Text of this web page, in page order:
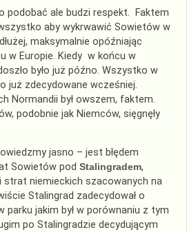
podobać ale budzi respekt. Faktem
aby wykrwawić Sowietów w
maksymalnie opóźniając
w Europie. Kiedy w końcu w
było już późno. Wszystko w
już zdecydowane wcześniej.
Normandii był owszem, faktem.
podobnie jak Niemców, sięgnęły
jasno – jest błędem
Sowietów pod Stalingradem,
strat niemieckich szacowanych na
Stalingrad zadecydował o
parku jakim był w porównaniu z tym
po Stalingradzie decydującym